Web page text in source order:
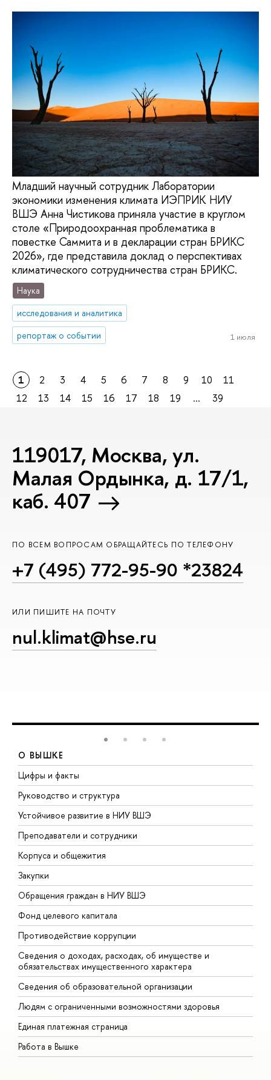
Младший научный сотрудник Лаборатории
экономики изменения климата ИЭПРИК НИУ
ВШЭ Анна Чистикова приняла участие в круглом
столе «Природоохранная проблематика в
повестке Саммита и в декларации стран БРИКС
2026», где представила доклад о перспективах
климатического сотрудничества стран БРИКС.
Наука
исследования и аналитика
репортаж о событии
1 июля
1 2 3 4 5 6 7 8 9 10
11
12
13 14 15 16 17 18 19 ... 39
119017, Москва, ул.
Малая Ордынка, д. 17/1,
каб. 407
ПО ВСЕМ ВОПРОСАМ ОБРАЩАЙТЕСЬ ПО ТЕЛЕФОНУ
+7 (495) 772-95-90 *23824
ИЛИ ПИШИТЕ НА ПОЧТУ
nul.klimat@hse.ru
О ВЫШКЕ
Цифры и факты
Руководство и структура
Устойчивое развитие в НИУ ВШЭ
Преподаватели и сотрудники
Корпуса и общежития
Закупки
Обращения граждан в НИУ ВШЭ
Фонд целевого капитала
Противодействие коррупции
Сведения о доходах, расходах, об имуществе и
обязательствах имущественного характера
Сведения об образовательной организации
Людям с ограниченными возможностями здоровья
Единая платежная страница
Работа в Вышке